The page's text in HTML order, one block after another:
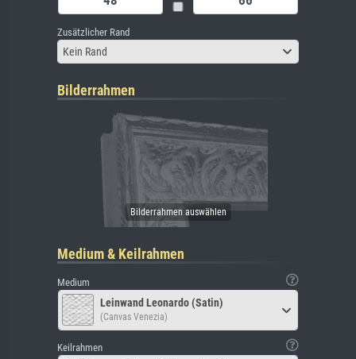
Zusätzlicher Rand
Kein Rand
Bilderrahmen
Medium & Keilrahmen
Medium
Leinwand Leonardo (Satin)
(Canvas Venezia)
Keilrahmen